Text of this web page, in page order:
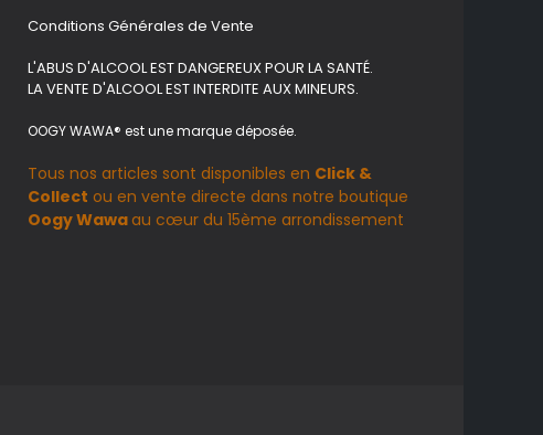
Conditions Générales de Vente
L'ABUS D'ALCOOL EST DANGEREUX POUR LA SANTÉ.
LA VENTE D'ALCOOL EST INTERDITE AUX MINEURS.
OOGY WAWA® est une marque déposée.
Tous nos articles sont disponibles en Click &
Collect ou en vente directe dans notre boutique
Oogy Wawaau cœur du 15ème arrondissement